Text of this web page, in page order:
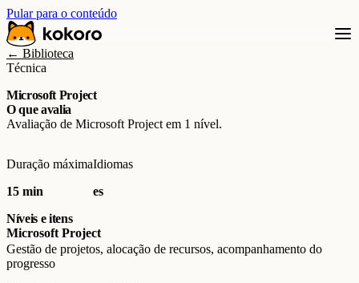
Pular para o conteúdo
← Biblioteca
Técnica
Microsoft Project
O que avalia
Avaliação de Microsoft Project em 1 nível.
Duração máxima
15 min
Idiomas
es
Níveis e itens
Microsoft Project
Gestão de projetos, alocação de recursos, acompanhamento do
progresso